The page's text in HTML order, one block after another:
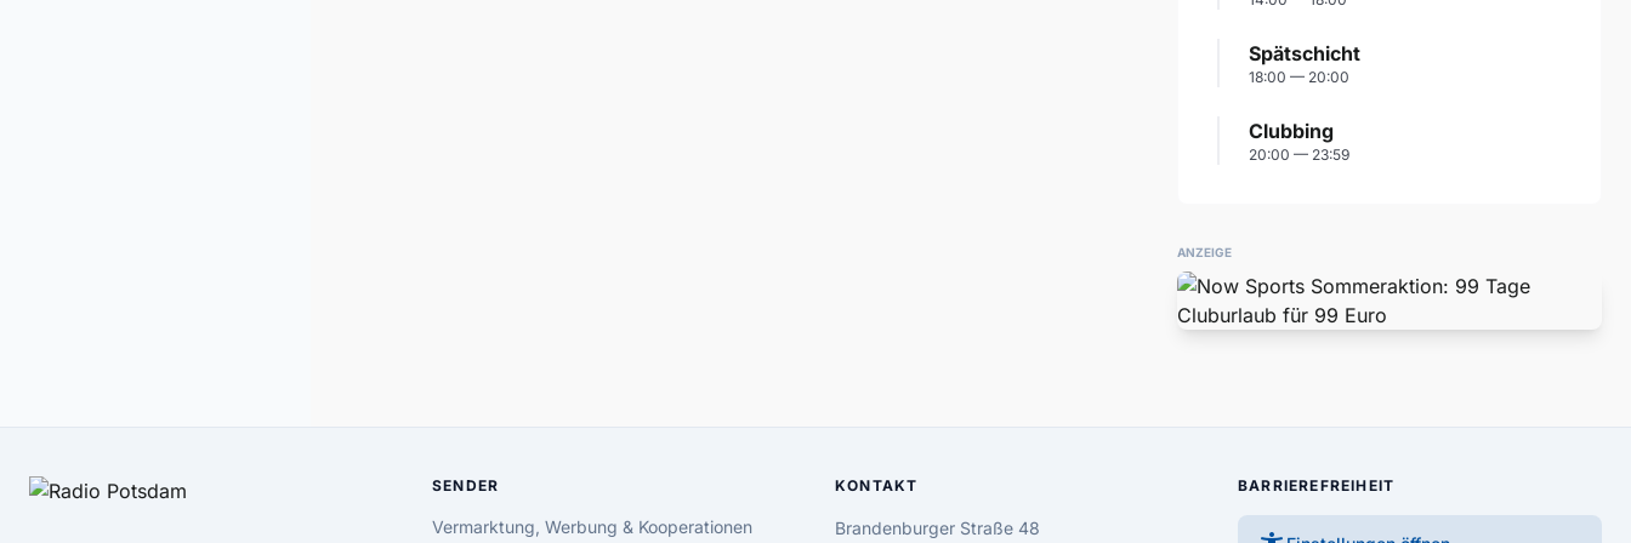
Spätschicht
18:00 — 20:00
Clubbing
20:00 — 23:59
ANZEIGE
SENDER
Vermarktung, Werbung & Kooperationen
KONTAKT
Brandenburger Straße 48
BARRIEREFREIHEIT